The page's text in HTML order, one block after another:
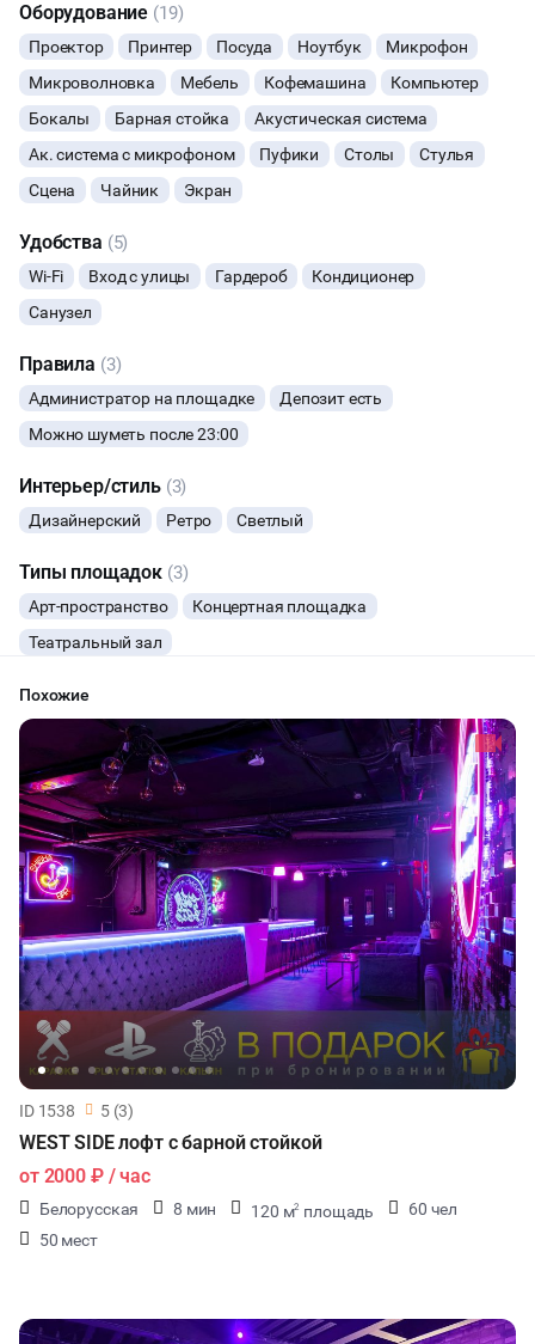
Рассадка - гибкая. Много возможностей! С рассадкой для
фильма/концерта - до 55 человек точно помещается. При
другой рассадке может быть меньше. Если без стульев, то до
65 точно.
Есть: сцена, Wi-Fi (вайфай), кондиционер,
высококачественный проектор и большой экран, стойка
кофейни с бариста, стулья, столы, звуковая аппаратура,
микрофоны, клавиатура Roland, и мн. др. Часть дается
бесплатно, часть может быть со разумной наценкой.
НИГДЕ КРОМЕ, КАК В МОССЕЛЬПРОМЕ!
Контакты: NK@NigdeKrome.ru, (495) 241-31-00
Оборудование (19)
Проектор Принтер Посуда Ноутбук
Микрофон
Микроволновка
Мебель Кофемашина
Компьютер
Бокалы
Барная стойка
Акустическая система
Ак. система с микрофоном
Пуфики Столы
Стулья
Сцена
Чайник Экран
Удобства (5)
Wi-Fi Вход с улицы Гардероб
Кондиционер
Санузел
Правила (3)
Администратор на площадке
Депозит есть
Можно шуметь после 23:00
Интерьер/стиль (3)
Дизайнерский Ретро Светлый
Типы площадок (3)
Арт-пространство
Концертная площадка
Театральный зал
КОРПОРАТИВЫ
ДЕЛОВЫЕ МЕРОПРИЯТИЯ
ФОТОСЕССИИ
ЙОГА И РАСТЯЖКА
ФИТНЕС
СВИДАНИЯ
МАСТЕР-КЛАСС
СЕМИНАРЫ
ВЫСТАВКИ
КИНОПРОСМОТР
ФУРШЕТЫ
КОНФЕРЕНЦИИ
ДЕГУСТАЦИИ
ЧАЕПИТИЕ
ТИМБИЛДИНГ
ДАННЫЙ ЛОФТ СЕЙЧАС НЕ АКТИВЕН
ОСТАВИТЬ ЗАЯВКУ
Вы можете отменить заявку в любой момент, это бесплатно
или поменять параметры с нашим менеджером после того, как
🔥 11 человек интересовались этой площадкой сегодня
Похожие
ID 1538 5 (3)
WEST SIDE лофт с барной стойкой
от 2000 ₽/ час
Белорусская 8 мин 120 м2 площадь
60 чел
50 мест